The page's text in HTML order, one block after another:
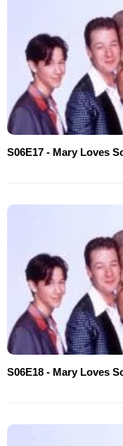
S06E17 - Mary Loves
S06E18 - Mary Loves